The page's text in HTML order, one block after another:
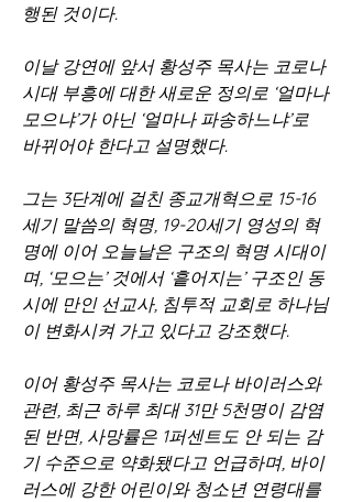
행된 것이다.
이날 강연에 앞서 황성주 목사는 코로나
시대 부흥에 대한 새로운 정의로 ‘얼마나
모으냐’가 아닌 ‘얼마나 파송하느냐’로
바뀌어야 한다고 설명했다.
그는 3단계에 걸친 종교개혁으로 15-16
세기 말씀의 혁명, 19-20세기 영성의 혁
명에 이어 오늘날은 구조의 혁명 시대이
며, ‘모으는’ 것에서 ‘흩어지는’ 구조인 동
시에 만인 선교사, 침투적 교회로 하나님
이 변화시켜 가고 있다고 강조했다.
이어 황성주 목사는 코로나 바이러스와
관련, 최근 하루 최대 31만 5천명이 감염
된 반면, 사망률은 1퍼센트도 안 되는 감
기 수준으로 약화됐다고 언급하며, 바이
러스에 강한 어린이와 청소년 연령대를